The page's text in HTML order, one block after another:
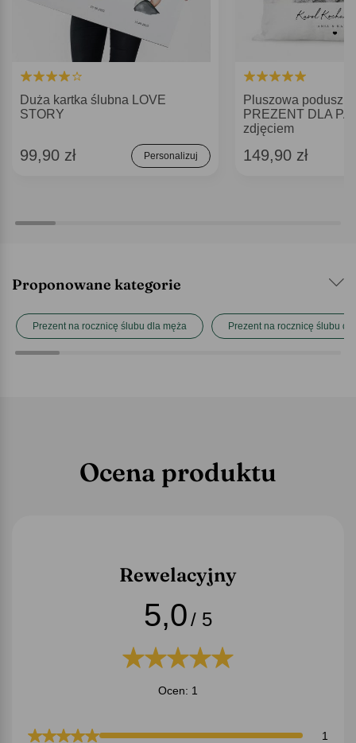
Duża kartka ślubna LOVE
STORY
99,90 zł Personalizuj
Pluszowa
PREZENT DLA
zdjęciem
149,90 zł
Proponowane kategorie
Prezent na rocznicę ślubu dla męża Prezent na rocznicę ślubu
Ocena produktu
Rewelacyjny
5,0/ 5
Ocen: 1
1